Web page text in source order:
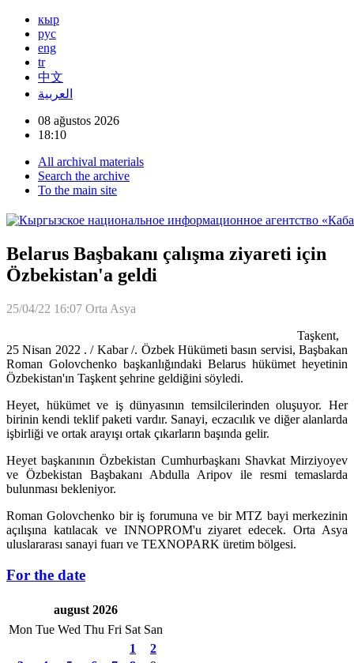
кыр
рус
eng
tr
中文
العربية
08 ağustos 2026
18:10
All archival materials
Search the archive
To the main site
Belarus Başbakanı çalışma ziyareti için
Özbekistan'a geldi
25/04/22 16:07 Orta Asya
Taşkent,
25 Nisan 2022 . / Kabar /. Özbek Hükümeti basın servisi, Başbakan
Roman Golovchenko başkanlığındaki Belarus hükümet heyetinin
Özbekistan'ın Taşkent şehrine geldiğini söyledi.
Heyet, hükümet ve iş dünyasının temsilcilerinden oluşuyor. Her
birinin kendi teklif paketi vardır. Sanayi, eczacılık ve diğer alanlarda
işbirliği ve ortak arayışı ortak çıkarların başında gelir.
Heyet başkanının Özbekistan Cumhurbaşkanı Shavkat Mirziyoyev
ve Özbekistan Başbakanı Abdulla Aripov ile resmi temaslarda
bulunması bekleniyor.
Roman Golovchenko bir iş forumuna ve bir MTZ bayi merkezinin
açılışına katılacak ve INNOPROM'u ziyaret edecek. Orta Asya
uluslararası sanayi fuarı ve TEXNOPARK üretim bölgesi.
For the date
august 2026
Mon Tue Wed Thu Fri Sat San
1
2